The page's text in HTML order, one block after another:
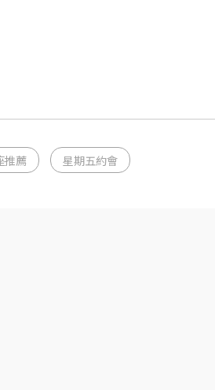
推薦 星期五約會